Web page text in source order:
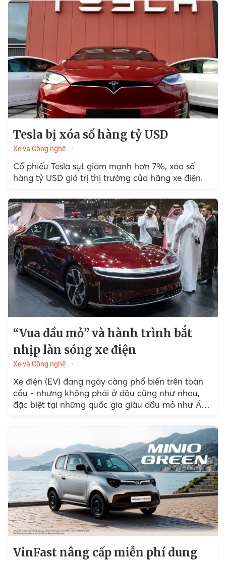
Tesla bị xóa sổ hàng tỷ USD
Xe và Công nghệ
Cổ phiếu Tesla sụt giảm mạnh hơn 7%, xóa sổ
hàng tỷ USD giá trị thị trường của hãng xe điện.
“Vua dầu mỏ” và hành trình bắt
nhịp làn sóng xe điện
Xe và Công nghệ
Xe điện (EV) đang ngày càng phổ biến trên toàn
cầu - nhưng không phải ở đâu cũng như nhau,
đặc biệt tại những quốc gia giàu dầu mỏ như Ả
VinFast nâng cấp miễn phí dung